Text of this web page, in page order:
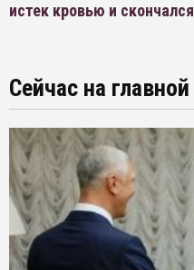
истек кровью и скончался
Сейчас на главной